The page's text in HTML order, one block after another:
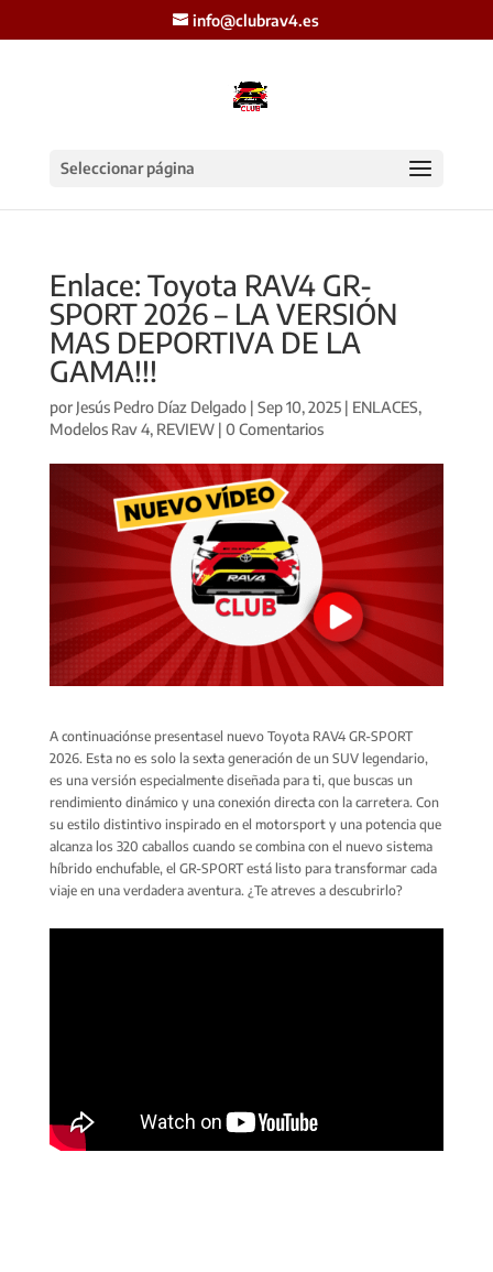
info@clubrav4.es
Seleccionar página
Enlace: Toyota RAV4 GR-
SPORT 2026 – LA VERSIÓN
MAS DEPORTIVA DE LA
GAMA!!!
por Jesús Pedro Díaz Delgado| Sep 10, 2025| ENLACES,
Modelos Rav 4, REVIEW| 0 Comentarios
A continuaciónse presentasel nuevo Toyota RAV4 GR-SPORT
2026. Esta no es solo la sexta generación de un SUV legendario,
es una versión especialmente diseñada para ti, que buscas un
rendimiento dinámico y una conexión directa con la carretera. Con
su estilo distintivo inspirado en el motorsport y una potencia que
alcanza los 320 caballos cuando se combina con el nuevo sistema
híbrido enchufable, el GR-SPORT está listo para transformar cada
viaje en una verdadera aventura. ¿Te atreves a descubrirlo?